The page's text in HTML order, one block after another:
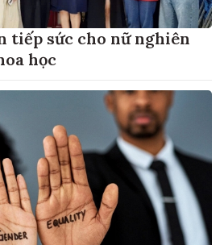
tiếp sức cho nữ nghiên
học